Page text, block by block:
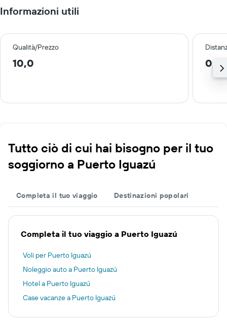
Informazioni utili
Qualità/Prezzo
10,0 0,7
Tutto ciò di cui hai bisogno per il tuo
soggiorno a Puerto Iguazú
Completa il tuo viaggio Destinazioni popolari
Completa il tuo viaggio a Puerto Iguazú
Voli per Puerto Iguazú
Noleggio auto a Puerto Iguazú
Hotel a Puerto Iguazú
Case vacanze a Puerto Iguazú